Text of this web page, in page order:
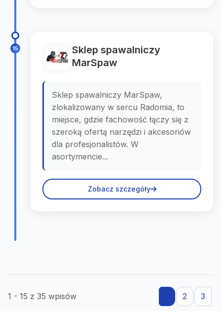
15
Sklep spawalniczy
MarSpaw
Sklep spawalniczy MarSpaw,
zlokalizowany w sercu Radomia, to
miejsce, gdzie fachowość łączy się z
szeroką ofertą narzędzi i akcesoriów
dla profesjonalistów. W
asortymencie...
Zobacz szczegóły
1 - 15 z 35 wpisów 2 3